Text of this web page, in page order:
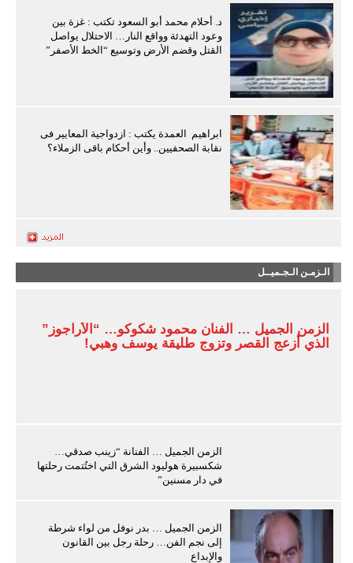
د. أحلام محمد أبو السعود تكتب : غزة بين
وعود التهدئة وواقع النار… الاحتلال يواصل
القتل وقضم الأرض وتوسيع “الخط الأصفر”
ابراهيم العمدة يكتب : ازدواجية المعايير فى
نقابة الصحفيين.. وأين أحكام باقى الزملاء؟
الـزمـن الـجـميــل
الزمن الجميل … الفنان محمود شكوكو… “الأراجوز”
الذي أزعج القصر وتزوج طليقة يوسف وهبي!
الزمن الجميل … الفنانة “زينب صدقي…
شكسبيرة هوليود الشرق التي اختُتمت رحلتها
في دار مسنين”
الزمن الجميل … بدر نوفل من لواء شرطة
إلى نجم الفن… رحلة رجل بين القانون
والإبداع